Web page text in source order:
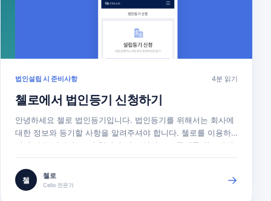
법인설립 시 준비사항 4분 읽기
첼로에서 법인등기 신청하기
안녕하세요 첼로 법인등기입니다. 법인등기를 위해서는 회사에
대한 정보와 등기할 사항을 알려주셔야 합니다. 첼로를 이용하
시면 아주 간단하고, 단 한번의 정보 입력으로 등기를 완료하실
수 있습니다. 첼로 신청 방법은 아래와 같이 아주 간단합니다.
한번 따라해보시고 궁금한 사항이 있으시면 고객센터(02-522-
0413)로 문의 주세요! 법인설립 등기 신청 시뮬레이션 해보기
첼 첼로
Cello 전문가 →